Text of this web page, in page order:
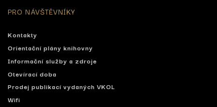
PRO NÁVŠTĚVNÍKY
Kontakty
Orientační plány knihovny
Informační služby a zdroje
Otevírací doba
Prodej publikací vydaných VKOL
Wifi